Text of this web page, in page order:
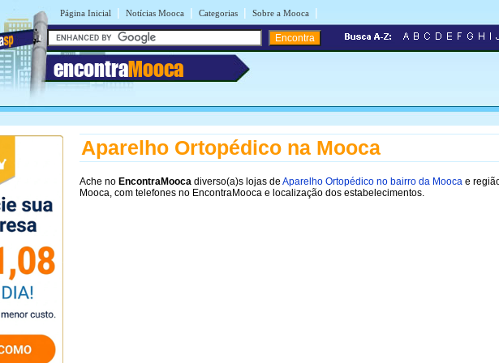
Página Inicial | Notícias Mooca | Categorias | Sobre a Mooca |
encontraMooca
Aparelho Ortopédico na Mooca
Ache no EncontraMooca diverso(a)s lojas de Aparelho Ortopédico no bairro da Mooca e
Mooca, com telefones no EncontraMooca e localização dos estabelecimentos.